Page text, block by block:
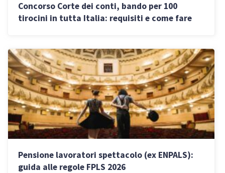
Concorso Corte dei conti, bando per 100
tirocini in tutta Italia: requisiti e come fare
Pensione lavoratori spettacolo (ex ENPALS):
guida alle regole FPLS 2026